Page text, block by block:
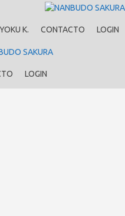
K. CONTACTO LOGIN
LOGIN